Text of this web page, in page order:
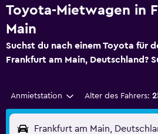
Toyota-Mietwagen in
Main
Suchst du nach einem Toyota für
Frankfurt am Main, Deutschland?
Anmietstation Alter des Fahrers:
Frankfurt am Main,